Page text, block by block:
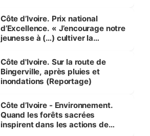
Côte d’Ivoire. Prix national
d’Excellence. « J’encourage notre
jeunesse à (…) cultiver la
(Alassane Ouattara
Côte d'Ivoire. Sur la route de
Bingerville, après pluies et
inondations (Reportage)
Côte d’Ivoire - Environnement.
Quand les forêts sacrées
inspirent dans les actions de